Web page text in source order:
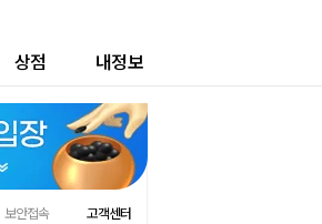
상점 내정보
보안접속 고객센터